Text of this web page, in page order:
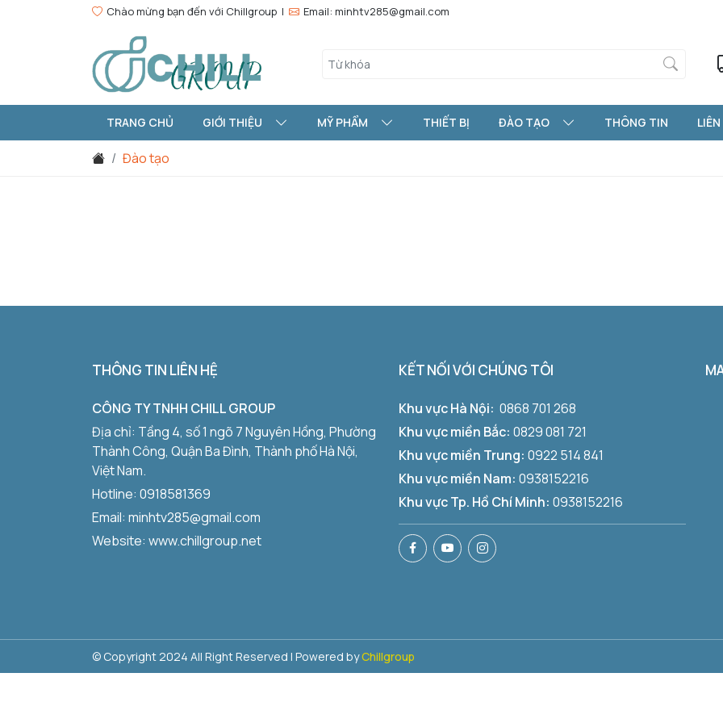
Chào mừng bạn đến với Chillgroup | Email: minhtv285@gmail.com
TRANG CHỦ GIỚI THIỆU MỸ PHẨM THIẾT BỊ ĐÀO TẠO THÔNG TIN
Đào tạo
THÔNG TIN LIÊN HỆ
CÔNG TY TNHH CHILL GROUP
Địa chỉ: Tầng 4, số 1 ngõ 7 Nguyên Hồng, Phường
Thành Công, Quận Ba Đình, Thành phố Hà Nội,
Việt Nam.
Hotline: 0918581369
Email: minhtv285@gmail.com
Website: www.chillgroup.net
KẾT NỐI VỚI CHÚNG TÔI
Khu vực Hà Nội: 0868 701 268
Khu vực miền Bắc: 0829 081 721
Khu vực miền Trung: 0922 514 841
Khu vực miền Nam: 0938152216
Khu vực Tp. Hồ Chí Minh: 0938152216
© Copyright 2024 All Right Reserved | Powered byChillgroup